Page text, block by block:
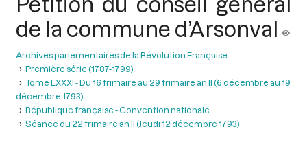
de la commune d’Arsonval
Archives parlementaires de la Révolution Française
Première série (1787-1799)
Tome LXXXI - Du 16 frimaire au 29 frimaire an II (6 décembre au 19
décembre 1793)
République française - Convention nationale
Séance du 22 frimaire an II (Jeudi 12 décembre 1793)